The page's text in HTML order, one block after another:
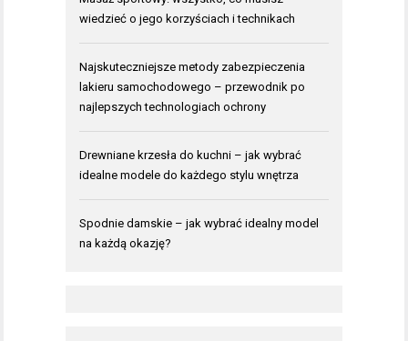
wiedzieć o jego korzyściach i technikach
Najskuteczniejsze metody zabezpieczenia
lakieru samochodowego – przewodnik po
najlepszych technologiach ochrony
Drewniane krzesła do kuchni – jak wybrać
idealne modele do każdego stylu wnętrza
Spodnie damskie – jak wybrać idealny model
na każdą okazję?